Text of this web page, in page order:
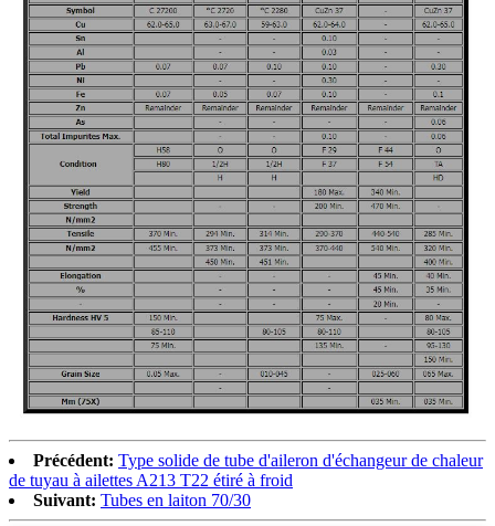
Précédent: Type solide de tube d'aileron d'échangeur de chaleur
de tuyau à ailettes A213 T22 étiré à froid
Suivant: Tubes en laiton 70/30